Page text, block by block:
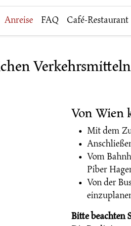
Anreise FAQ Café-Restaurant
Verkehrsmitteln
Von Wien
Mit dem
Vom
Piber
Von der
Bitte beachten